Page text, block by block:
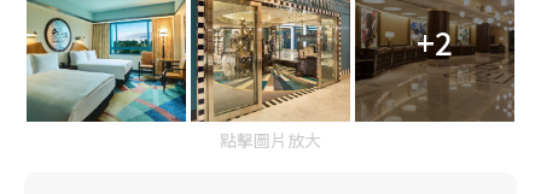
+2
點擊圖片放大